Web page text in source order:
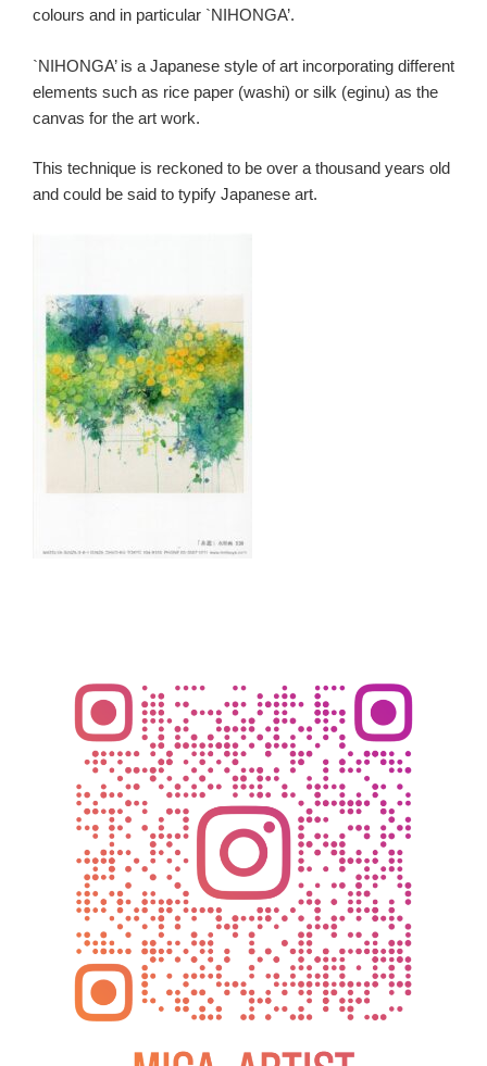
colours and in particular `NIHONGA’.
`NIHONGA’ is a Japanese style of art incorporating different
elements such as rice paper (washi) or silk (eginu) as the
canvas for the art work.
This technique is reckoned to be over a thousand years old
and could be said to typify Japanese art.